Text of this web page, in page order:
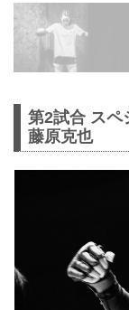
第2試合 スペ
藤原克也